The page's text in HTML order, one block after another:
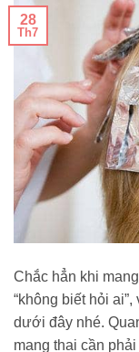
28
Th7
Chắc hẳn khi
“không biết hỏi
dưới đây nhé.
mang thai cần